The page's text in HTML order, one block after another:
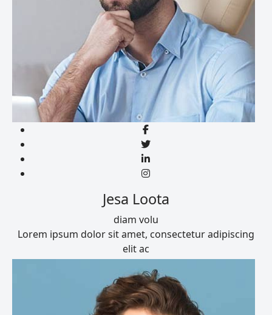
Jesa Loota
diam volu
Lorem ipsum dolor sit amet, consectetur adipiscing
elit ac